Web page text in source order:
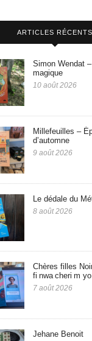
ARTICLES RÉCENTS
Simon Wendat
magique
10 août 2026
Millefeuilles –
d’automne
9 août 2026
Le dédale du
8 août 2026
Chères filles
fi nwa cheri m yo
7 août 2026
Jehane Benoit